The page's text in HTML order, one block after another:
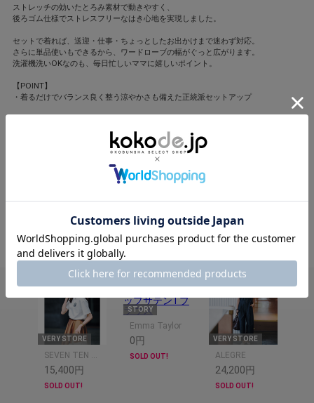
ストレッチの効いたとろみ素材で動きやすく、
後ろゴム仕様でストレスフリーなはき心地を実現しました。
セットで着れば、送迎・仕事・ちょっとしたお出かけまで迷わず対応。
さらに単品使いもできるから、ワードローブの幅がぐっと広がります。
洗濯機洗いOKなのも、毎日忙しいママに嬉しいポイント。
【POINT】
・着るだけでバランス良く整う涼やかさも備えた正統派セットアップ
ニッセンならではのセット販売で、コーディネートの心配を解消。
洗濯機OKな高見え素材と上品デザイン、S-LLの豊富サイズ。
単品使いもしやすい賢いセットアップスーツが揃う。
撮影/遠藤優貴(人物)、坂根綾子(静物) モデル/笹川友里、岡本あずさ ヘア・メー
スタイリング/平沼洋美 ディレクション/嶺村真由子
閉じる
VERY STORE
SEVEN TEN by MIHO KAWAHITO
15,400円
SOLD OUT!
STORY
Emma Taylor
0円
SOLD OUT!
VERY STORE
ALEGRE
24,200円
SOLD OUT!